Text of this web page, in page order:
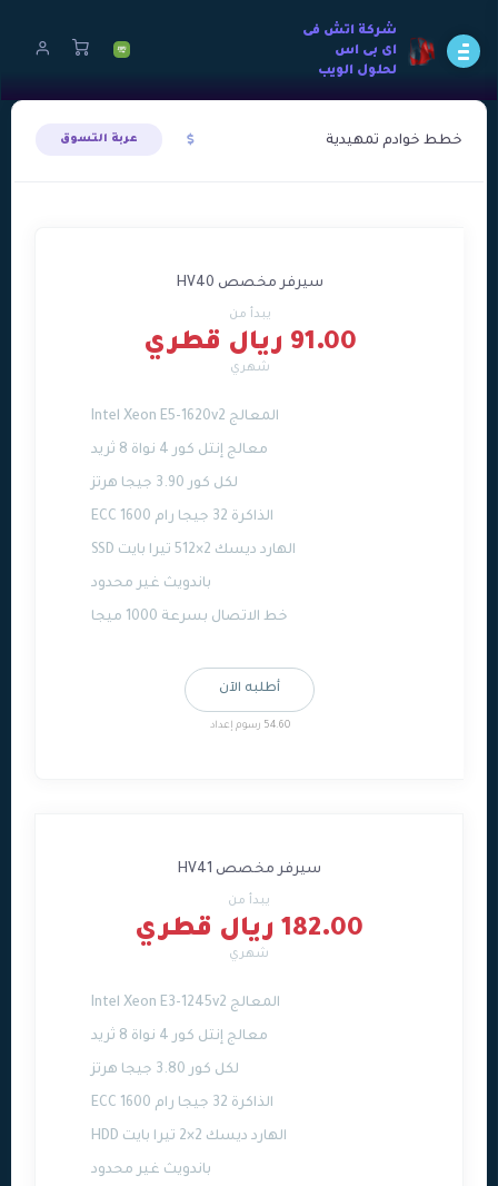
شركة اتش فى
اى بى اس
لحلول الويب
خطط خوادم تمهيدية عربة التسوق
سيرفر مخصص HV40
يبدأ من
91.00 ريال قطري
شهري
المعالج Intel Xeon E5-1620v2
معالج إنتل كور 4 نواة 8 ثريد
لكل كور 3.90 جيجا هرتز
الذاكرة 32 جيجا رام ECC 1600
الهارد ديسك 2×512 تيرا بايت SSD
باندويث غير محدود
خط الاتصال بسرعة 1000 ميجا
أطلبه الآن
54.60 رسوم إعداد
سيرفر مخصص HV41
يبدأ من
182.00 ريال قطري
شهري
المعالج Intel Xeon E3-1245v2
معالج إنتل كور 4 نواة 8 ثريد
لكل كور 3.80 جيجا هرتز
الذاكرة 32 جيجا رام ECC 1600
الهارد ديسك 2×2 تيرا بايت HDD
باندويث غير محدود